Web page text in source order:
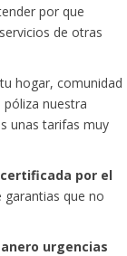
por que
de otras
hogar, comunidad
nuestra
unas tarifas muy
por el
que no
urgencias